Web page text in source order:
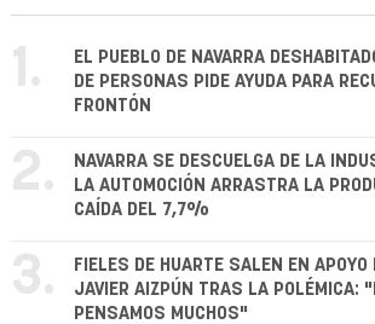
1.
EL PUEBLO DE NAVARRA
DE PERSONAS PIDE AYUDA PARA
FRONTÓN
2.
NAVARRA SE DESCUELGA DE LA
LA AUTOMOCIÓN ARRASTRA LA
CAÍDA DEL 7,7%
3.
FIELES DE HUARTE SALEN EN APOYO
JAVIER AIZPÚN TRAS LA POLÉMICA:
PENSAMOS MUCHOS"